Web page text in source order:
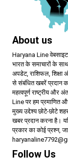
About us
Haryana Line
भारत के समाचारों के
अपडेट, राशिफल,
से संबंधित खबरें प्रदान
महत्वपूर्ण राष्ट्रीय और
Line पर हम प्रमाणित
मुख्य उद्देश्य छोटे-छोटे
खबर प्रदान करना है।
प्रकार का कोई प्रश्न,
Follow Us